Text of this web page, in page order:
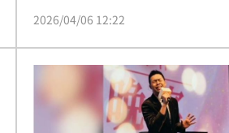
竟然當場將菸蒂往嘴裡塞，離譜行
說明。
2026/04/06 12:22